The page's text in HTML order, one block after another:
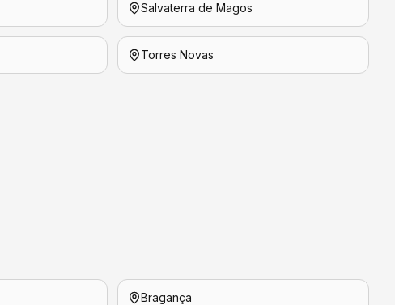
Salvaterra de Magos
Torres Novas
Bragança